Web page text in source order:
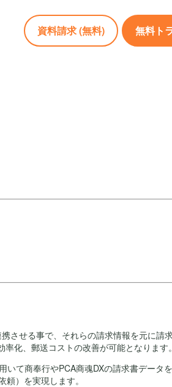
資料請求 (無料) 無料ト
させる事で、それらの請求情報を元に請
化、郵送コストの改善が可能となります。
いて商奉行やPCA商魂DXの請求書データ
）を実現します。